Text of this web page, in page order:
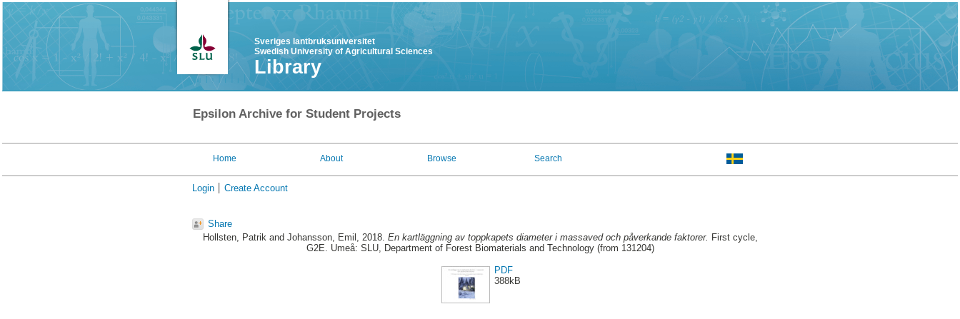
Sveriges lantbruksuniversitet
Swedish University of Agricultural Sciences
Library
Epsilon Archive for Student Projects
Home About Browse Search
Login Create Account
Share
Hollsten, Patrikand Johansson, Emil , 2018. En kartläggning av toppkapets diameter i massaved och påverkande faktorer. First cycle,
G2E. Umeå: SLU, Department of Forest Biomaterials and Technology (from 131204)
PDF
388kB